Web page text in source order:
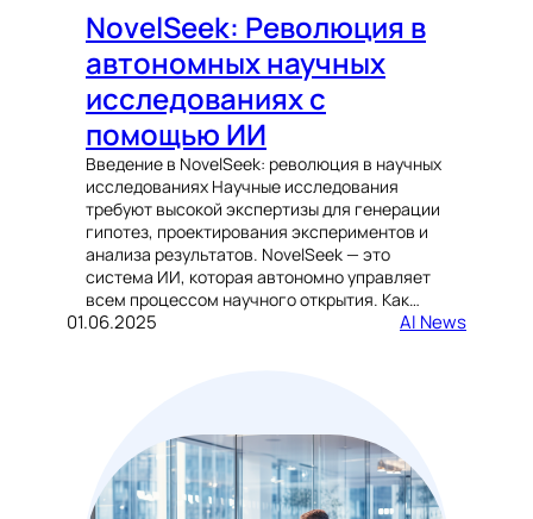
NovelSeek: Революция в
автономных научных
исследованиях с
помощью ИИ
Введение в NovelSeek: революция в научных
исследованиях Научные исследования
требуют высокой экспертизы для генерации
гипотез, проектирования экспериментов и
анализа результатов. NovelSeek — это
система ИИ, которая автономно управляет
всем процессом научного открытия. Как…
01.06.2025 AI News